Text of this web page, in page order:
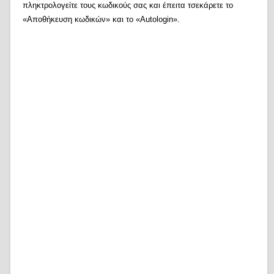
πληκτρολογείτε τους κωδικούς σας και έπειτα τσεκάρετε το
«Αποθήκευση κωδικών» και το «Autologin».